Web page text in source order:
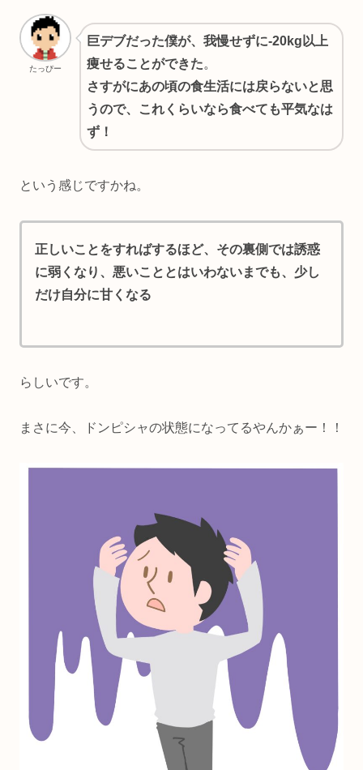
たっぴー
巨デブだった僕が、我慢せずに-20kg以上
痩せることができた。
さすがにあの頃の食生活には戻らないと思
うので、これくらいなら食べて も平気なは
ず！
という感じですかね。
正しいことをすればするほど、その裏側では誘惑
に弱くなり、悪いこととはいわないまでも、少し
だけ自分に甘くなる
らしいです。
まさに今、ドンピシャの状態になってるやんかぁー！！